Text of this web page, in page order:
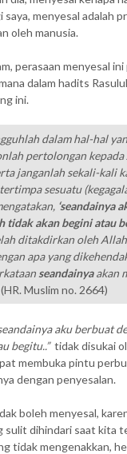
saya, menyesal adalah
oleh manusia.
perasaan menyesal ini
dalam hadits
ini.
dalam hal-hal
pertolongan
janganlah sekali-kali
sesuatu
‘seandainya
tidak akan begini atau
ditakdirkan oleh
apa yang
seandainyaakan
Muslim no. 2664)
aku berbuat
begitu..” tidak disukai
membuka pintu
dengan penyesalan.
boleh menyesal,
sulit dihindari saat kita
tidak mengenakkan,